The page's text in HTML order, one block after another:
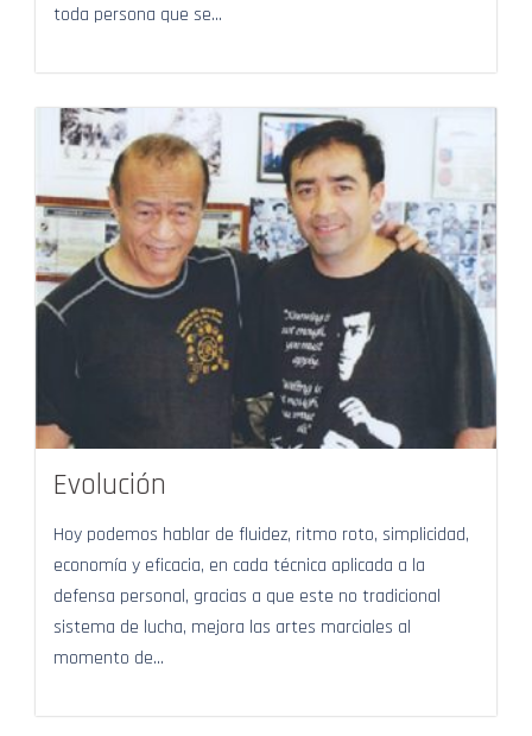
toda persona que se...
Evolución
Hoy podemos hablar de fluidez, ritmo roto, simplicidad,
economía y eficacia, en cada técnica aplicada a la
defensa personal, gracias a que este no tradicional
sistema de lucha, mejora las artes marciales al
momento de...